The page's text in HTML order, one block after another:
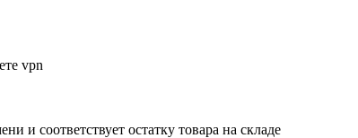
vpn
и соответствует остатку товара на складе